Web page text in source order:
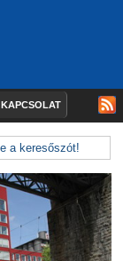
KAPCSOLAT